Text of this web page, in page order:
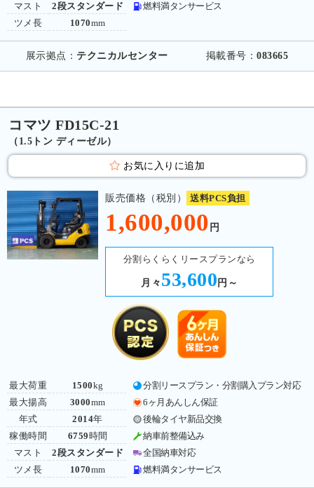
マスト
ツメ長
2段スタンダード
1070mm
燃料満タンサービス
展示拠点： テクニカルセンター 掲載番号：083665
コマツ FD15C-21
（1.5トン ディーゼル）
お気に入りに追加
販売価格（税別） 送料PCS負担
1,600,000 円
分割らくらくリースプランなら
月々 53,600 円～
最大荷重
最大揚高
年式
稼働時間
マスト
ツメ長
1500kg
3000mm
2014年
6759 時間
2段スタンダード
1070mm
分割リースプラン・分割購入プラン対応
6ヶ月あんしん保証
後輪タイヤ新品交換
納車前整備込み
全国納車対応
燃料満タンサービス